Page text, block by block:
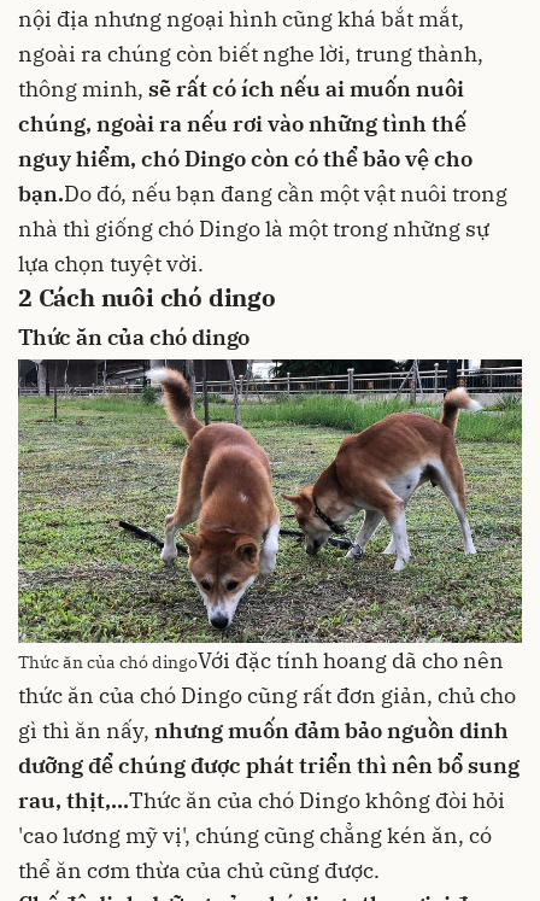
nội địa nhưng ngoại hình cũng khá bắt mắt,
ngoài ra chúng còn biết nghe lời, trung thành,
thông minh, sẽ rất có ích nếu ai muốn nuôi
chúng, ngoài ra nếu rơi vào những tình thế
nguy hiểm, chó Dingo còn có thể bảo vệ cho
bạn.Do đó, nếu bạn đang cần một vật nuôi trong
nhà thì giống chó Dingo là một trong những sự
lựa chọn tuyệt vời.
2 Cách nuôi chó dingo
Thức ăn của chó dingo
Thức ăn của chó dingoVới đặc tính hoang dã cho nên
thức ăn của chó Dingo cũng rất đơn giản, chủ cho
gì thì ăn nấy, nhưng muốn đảm bảo nguồn dinh
dưỡng để chúng được phát triển thì nên bổ sung
rau, thịt,...Thức ăn của chó Dingo không đòi hỏi
'cao lương mỹ vị', chúng cũng chẳng kén ăn, có
thể ăn cơm thừa của chủ cũng được.